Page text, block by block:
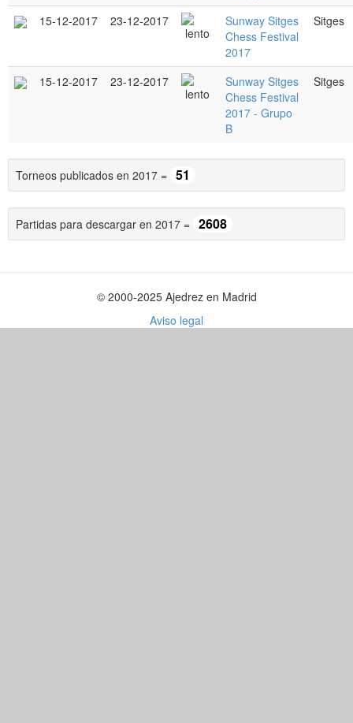
15-12-2017 23-12-2017
Sunway Sitges
Chess Festival
2017
Sitges
15-12-2017 23-12-2017
Sunway Sitges
Chess Festival
2017 - Grupo
B
Sitges
Torneos publicados en 2017 = 51
Partidas para descargar en 2017 = 2608
© 2000-2025 Ajedrez en Madrid
Aviso legal